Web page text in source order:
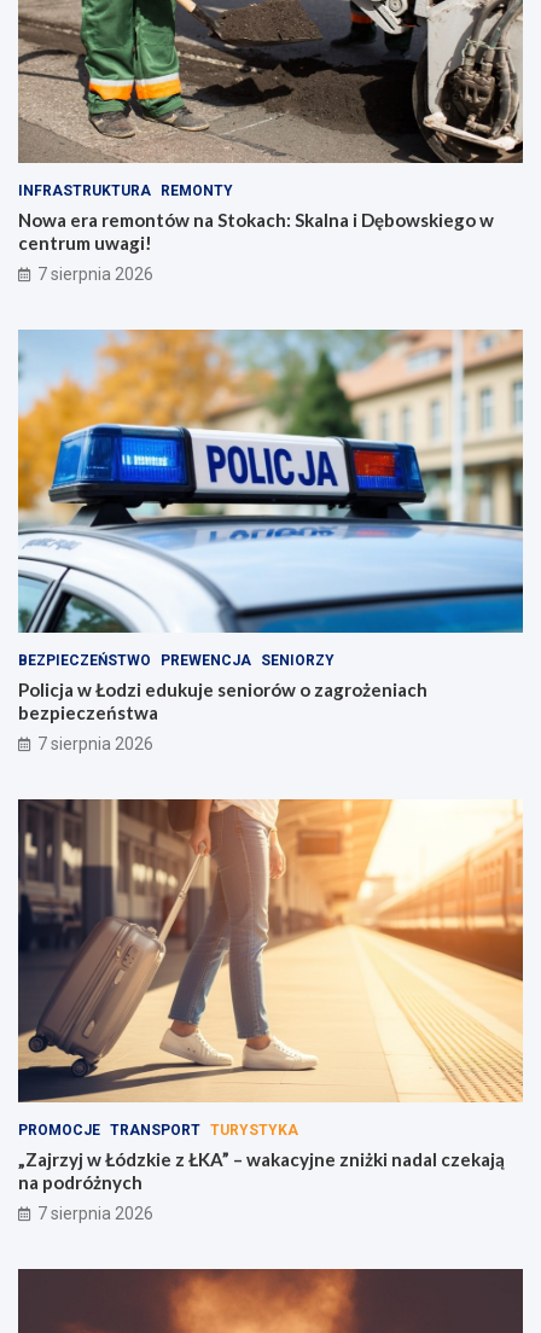
INFRASTRUKTURA REMONTY
Nowa era remontów na Stokach: Skalna i Dębowskiego w
centrum uwagi!
7 sierpnia 2026
BEZPIECZEŃSTWO PREWENCJA SENIORZY
Policja w Łodzi edukuje seniorów o zagrożeniach
bezpieczeństwa
7 sierpnia 2026
PROMOCJE TRANSPORT TURYSTYKA
„Zajrzyj w Łódzkie z ŁKA” – wakacyjne zniżki nadal czekają
na podróżnych
7 sierpnia 2026